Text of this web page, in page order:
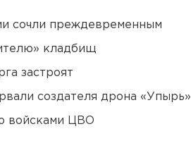
сочли преждевременным
кладбищ
застроят
создателя дрона «Упырь»
войсками ЦВО